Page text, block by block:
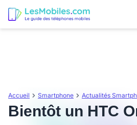
Accueil Smartphone Actualités
Bientôt un HTC